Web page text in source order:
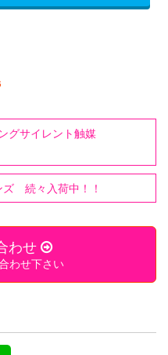
グサイレント触媒
続々入荷中！！
わせ
わせ下さい